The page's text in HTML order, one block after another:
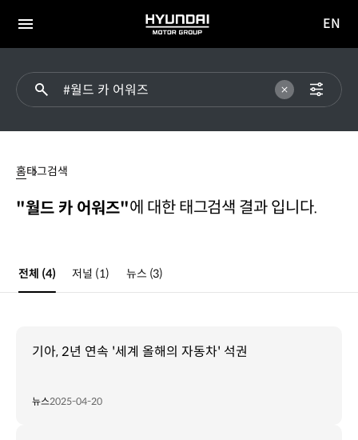
전체
HYUNDAI
MOTOR
이동
EN
홈태그검색
"월드 카 어워즈"에 대한 태그검색 결과 입니다.
전체 (4) 저널 (1) 뉴스 (3)
기아, 2년 연속 '세계 올해의 자동차' 석권
뉴스2025-04-20